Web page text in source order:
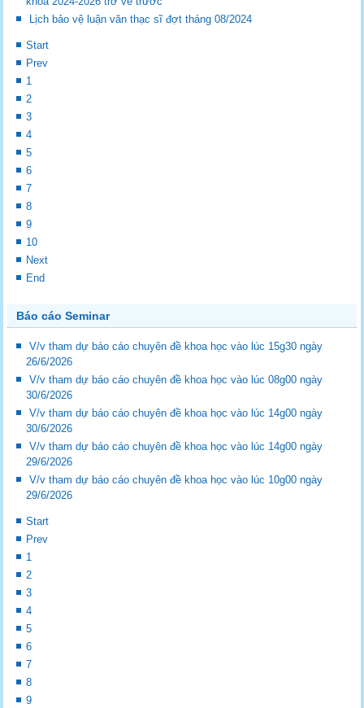
Lịch bảo vệ luận văn thạc sĩ đợt tháng 08/2024
Start
Prev
1
2
3
4
5
6
7
8
9
10
Next
End
Báo cáo Seminar
V/v tham dự báo cáo chuyên đề khoa học vào lúc 15g30 ngày
26/6/2026
V/v tham dự báo cáo chuyên đề khoa học vào lúc 08g00 ngày
30/6/2026
V/v tham dự báo cáo chuyên đề khoa học vào lúc 14g00 ngày
30/6/2026
V/v tham dự báo cáo chuyên đề khoa học vào lúc 14g00 ngày
29/6/2026
V/v tham dự báo cáo chuyên đề khoa học vào lúc 10g00 ngày
29/6/2026
Start
Prev
1
2
3
4
5
6
7
8
9